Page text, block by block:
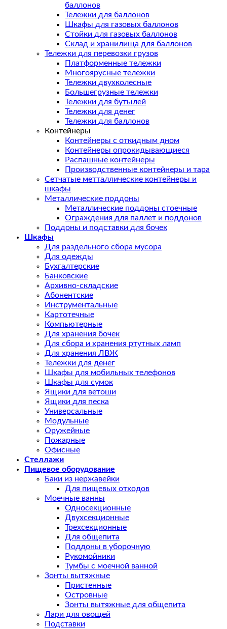
баллонов
Тележки для баллонов
Шкафы для газовых баллонов
Стойки для газовых баллонов
Склад и хранилища для баллонов
Тележки для перевозки грузов
Платформенные тележки
Многоярусные тележки
Тележки двухколесные
Большегрузные тележки
Тележки для бутылей
Тележки для денег
Тележки для баллонов
Контейнеры
Контейнеры с откидным дном
Контейнеры опрокидывающиеся
Распашные контейнеры
Производственные контейнеры и тара
Сетчатые метталлические контейнеры и
шкафы
Металлические поддоны
Металлические поддоны стоечные
Ограждения для паллет и поддонов
Поддоны и подставки для бочек
Шкафы
Для раздельного сбора мусора
Для одежды
Бухгалтерские
Банковские
Архивно-складские
Абонентские
Инструментальные
Картотечные
Компьютерные
Для хранения бочек
Для сбора и хранения ртутных ламп
Для хранения ЛВЖ
Тележки для денег
Шкафы для мобильных телефонов
Шкафы для сумок
Ящики для ветоши
Ящики для песка
Универсальные
Модульные
Оружейные
Пожарные
Офисные
Стеллажи
Пищевое оборудование
Баки из нержавейки
Для пищевых отходов
Моечные ванны
Односекционные
Двухсекционные
Трехсекционные
Для общепита
Поддоны в уборочную
Рукомойники
Тумбы с моечной ванной
Зонты вытяжные
Пристенные
Островные
Зонты вытяжные для общепита
Лари для овощей
Подставки